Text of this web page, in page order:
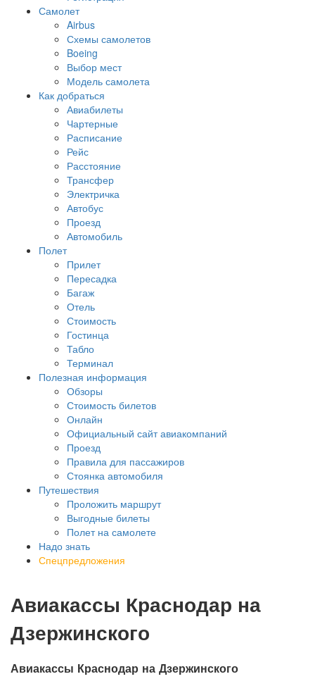
Самолет
Airbus
Схемы самолетов
Boeing
Выбор мест
Модель самолета
Как добраться
Авиабилеты
Чартерные
Расписание
Рейс
Расстояние
Трансфер
Электричка
Автобус
Проезд
Автомобиль
Полет
Прилет
Пересадка
Багаж
Отель
Стоимость
Гостинца
Табло
Терминал
Полезная информация
Обзоры
Стоимость билетов
Онлайн
Официальный сайт авиакомпаний
Проезд
Правила для пассажиров
Стоянка автомобиля
Путешествия
Проложить маршрут
Выгодные билеты
Полет на самолете
Надо знать
Спецпредложения
Авиакассы Краснодар на
Дзержинского
Авиакассы Краснодар на Дзержинского